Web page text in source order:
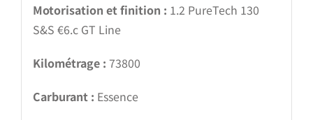
Motorisation et finition : 1.2 PureTech 130
S&S €6.c GT Line
Kilométrage : 73800
Carburant : Essence